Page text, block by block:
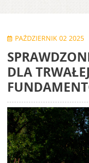
PAŹDZIERNIK 02 2025
DLA